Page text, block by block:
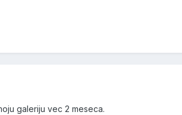
galeriju vec 2 meseca.